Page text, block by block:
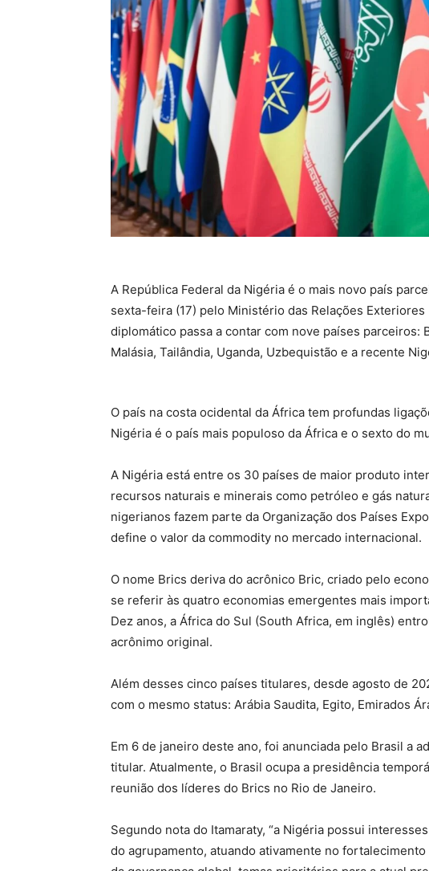
A República Federal da Nigéria é o mais novo país
sexta-feira (17) pelo Ministério das Relações Exteriores
diplomático passa a contar com nove países parceiros:
Malásia, Tailândia, Uganda, Uzbequistão e a recente
O país na costa ocidental da África tem profundas
Nigéria é o país mais populoso da África e o sexto do
A Nigéria está entre os 30 países de maior produto
recursos naturais e minerais como petróleo e gás
nigerianos fazem parte da Organização dos Países
define o valor da commodity no mercado internacional.
O nome Brics deriva do acrônico Bric, criado pelo
se referir às quatro economias emergentes mais
Dez anos, a África do Sul (South Africa, em inglês)
acrônimo original.
Além desses cinco países titulares, desde agosto de
com o mesmo status: Arábia Saudita, Egito, Emirados
Em 6 de janeiro deste ano, foi anunciada pelo Brasil a
titular. Atualmente, o Brasil ocupa a presidência
reunião dos líderes do Brics no Rio de Janeiro.
Segundo nota do Itamaraty, “a Nigéria possui
do agrupamento, atuando ativamente no